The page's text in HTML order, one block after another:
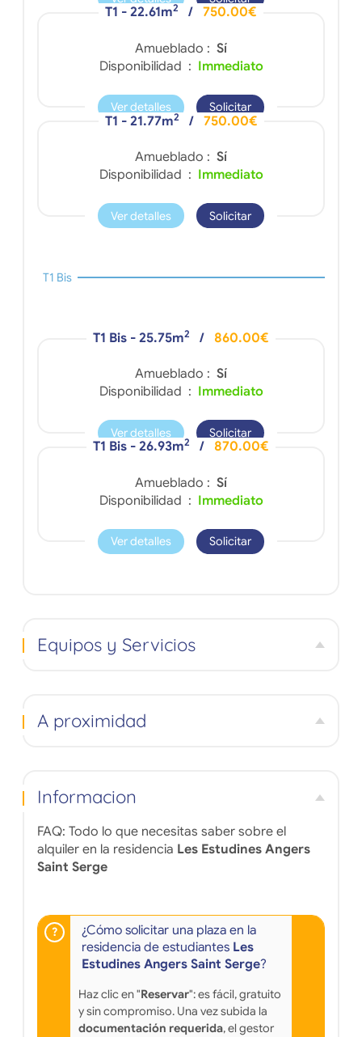
T1 - 22.61m2 / 750.00€
Amueblado : Sí
Disponibilidad : Immediato
Ver detalles Solicitar
T1 - 21.77m2 / 750.00€
Amueblado : Sí
Disponibilidad : Immediato
Ver detalles Solicitar
T1 Bis
T1 Bis - 25.75m2 / 860.00€
Amueblado : Sí
Disponibilidad : Immediato
Ver detalles Solicitar
T1 Bis - 26.93m2 / 870.00€
Amueblado : Sí
Disponibilidad : Immediato
Ver detalles Solicitar
Equipos y Servicios
A proximidad
Informacion
FAQ: Todo lo que necesitas saber sobre el
alquiler en la residencia Les Estudines Angers
Saint Serge
¿Cómo solicitar una plaza en la
residencia de estudiantes Les
Estudines Angers Saint Serge?
Haz clic en "Reservar": es fácil, gratuito
y sin compromiso. Una vez subida la
documentación requerida, el gestor